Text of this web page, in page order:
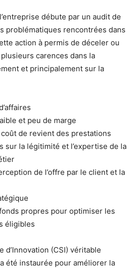
débute par un audit de
problématiques rencontrées dans
action à permis de déceler ou
carences dans la
et principalement sur la
et peu de marge
de revient des prestations
sur la légitimité et l’expertise de la
de l’offre par le client et la
propres pour optimiser les
éligibles
d’Innovation (CSI) véritable
été instaurée pour améliorer la